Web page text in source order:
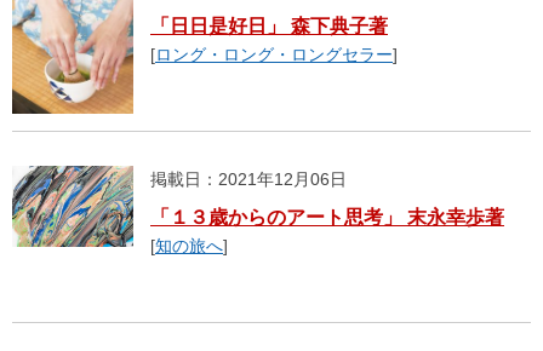
「日日是好日」 森下典子著
[ロング・ロング・ロングセラー]
掲載日：2021年12月06日
「１３歳からのアート思考」 末永幸歩著
[知の旅へ]